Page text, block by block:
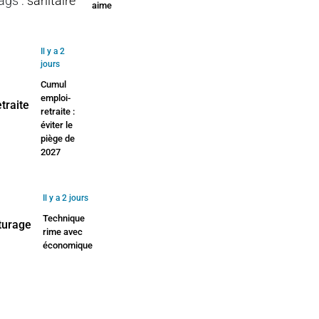
aime
Il y a 2
jours
Cumul
emploi-
retraite :
éviter le
piège de
2027
Il y a 2 jours
Technique
rime avec
économique